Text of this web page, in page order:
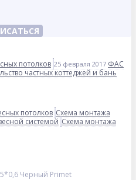
потолков 25 февраля 2017 ФАС
частных коттеджей и бань
потолков Схема монтажа
системой Схема монтажа
Черный Primet